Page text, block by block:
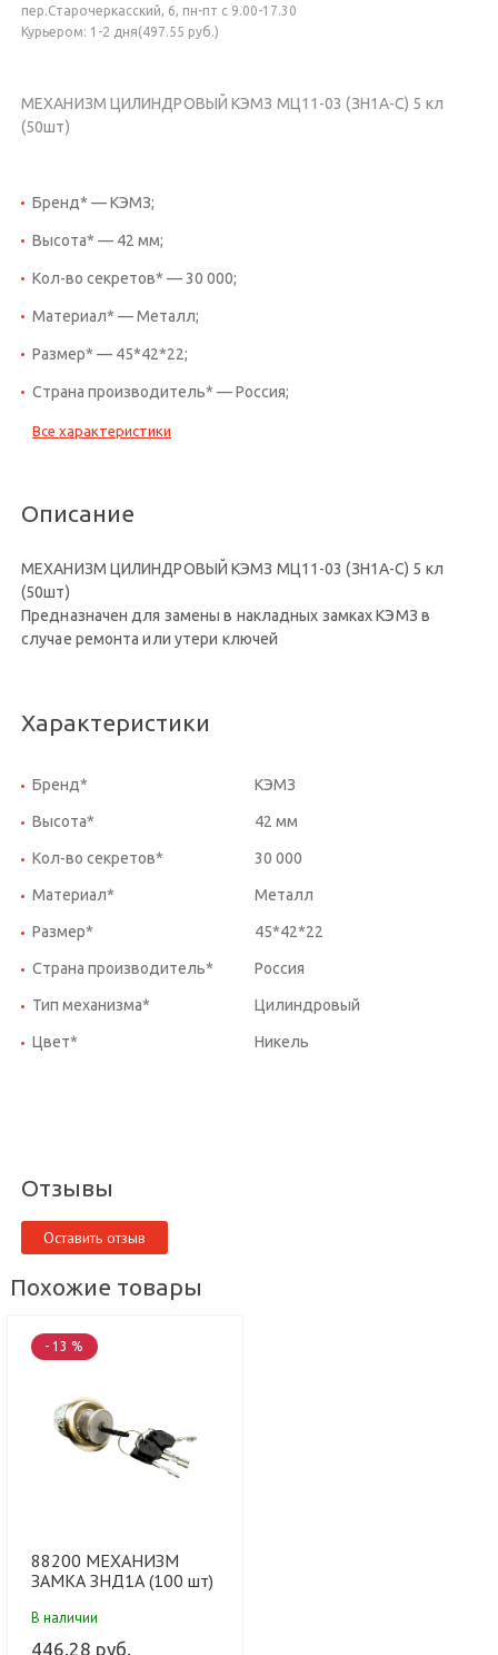
пер.Старочеркасский, 6, пн-пт с 9.00-17.30
Курьером: 1-2 дня(497.55 руб.)
МЕХАНИЗМ ЦИЛИНДРОВЫЙ КЭМЗ МЦ11-03 (ЗН1А-С) 5 кл
(50шт)
Бренд* — КЭМЗ;
Высота* — 42 мм;
Кол-во секретов* — 30 000;
Материал* — Металл;
Размер* — 45*42*22;
Страна производитель* — Россия;
Все характеристики
Описание
МЕХАНИЗМ ЦИЛИНДРОВЫЙ КЭМЗ МЦ11-03 (ЗН1А-С) 5 кл
(50шт)
Предназначен для замены в накладных замках КЭМЗ в
случае ремонта или утери ключей
Характеристики
Бренд* КЭМЗ
Высота* 42 мм
Кол-во секретов* 30 000
Материал* Металл
Размер* 45*42*22
Страна производитель* Россия
Тип механизма* Цилиндровый
Цвет* Никель
Отзывы
Оставить отзыв
Похожие товары
- 13 %
88200 МЕХАНИЗМ
ЗАМКА ЗНД1А (100 шт)
В наличии
446.28 руб.